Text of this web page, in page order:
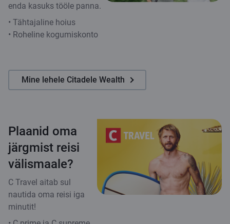
enda kasuks tööle panna.
• Tähtajaline hoius
• Roheline kogumiskonto
Mine lehele Citadele Wealth
Plaanid oma
järgmist reisi
välismaale?
C Travel aitab sul
nautida oma reisi iga
minutit!